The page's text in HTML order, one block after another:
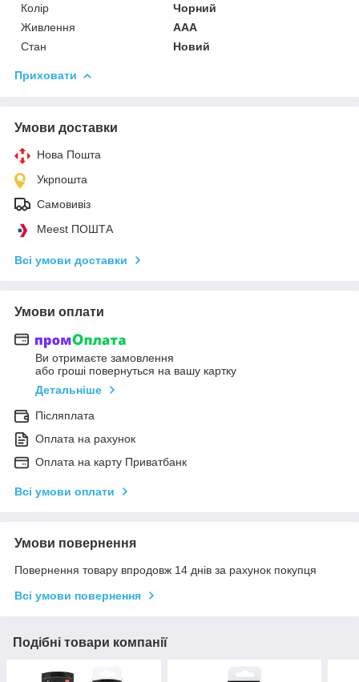
Колір
Чорний
Живлення
AAA
Стан
Новий
Приховати
Умови доставки
Нова Пошта
Укрпошта
Самовивіз
Meest ПОШТА
Всі умови доставки
Умови оплати
Ви отримаєте замовлення
або гроші повернуться на вашу картку
Детальніше
Післяплата
Оплата на рахунок
Оплата на карту Приватбанк
Всі умови оплати
Умови повернення
Повернення товару впродовж 14 днів за рахунок покупця
Всі умови повернення
Подібні товари компанії